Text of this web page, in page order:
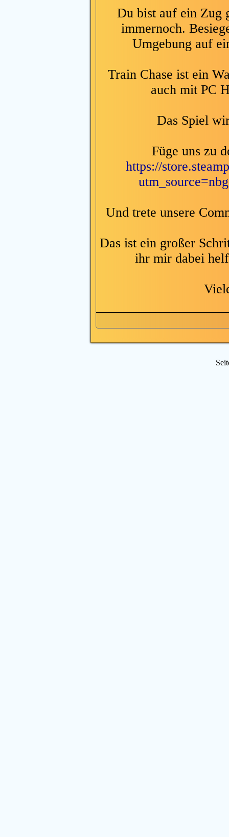
Du bist auf ein Zug
immernoch.
Umgebung auf
Train Chase ist ein
auch mit PC
Das Spiel
Füge uns zu
https://
Und trete unsere
Das ist ein großer
ihr mir dabei